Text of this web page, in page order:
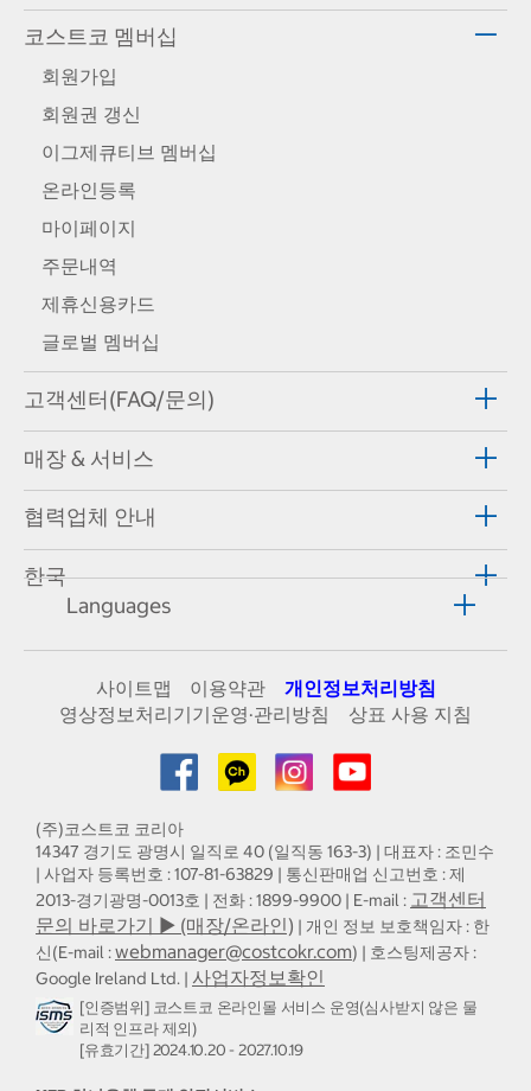
코스트코 멤버십
회원가입
회원권 갱신
이그제큐티브 멤버십
온라인등록
마이페이지
주문내역
제휴신용카드
글로벌 멤버십
고객센터(FAQ/문의)
매장 & 서비스
협력업체 안내
한국
Languages
사이트맵 이용약관
개인정보처리방침
영상정보처리기기운영·관리방침
상표 사용 지침
(주)코스트코 코리아
14347 경기도 광명시 일직로 40 (일직동 163-3) | 대표자 : 조민수
| 사업자 등록번호 : 107-81-63829 | 통신판매업 신고번호 : 제
2013-경기광명-0013호 | 전화 : 1899-9900 | E-mail : 고객센터
문의 바로가기 ▶ (매장/온라인) | 개인 정보 보호책임자 : 한
신(E-mail :webmanager@costcokr.com) | 호스팅제공자 :
Google Ireland Ltd. | 사업자정보확인
[인증범위] 코스트코 온라인몰 서비스 운영(심사받지 않은 물
리적 인프라 제외)
[유효기간] 2024.10.20 - 2027.10.19